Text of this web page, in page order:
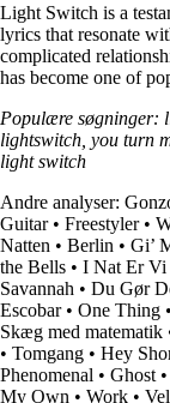
Light Switch is a
lyrics that resonate
complicated
has become one of
Populære søgninger:
lightswitch, you turn
light switch
Andre analyser:
Guitar• Freestyler•
Natten • Berlin • Gi’
the Bells • I Nat Er Vi
Savannah • Du Gør
Escobar• One Thing •
Skæg med matematik
• Tomgang • Hey
Phenomenal • Ghost •
My Own • Work •